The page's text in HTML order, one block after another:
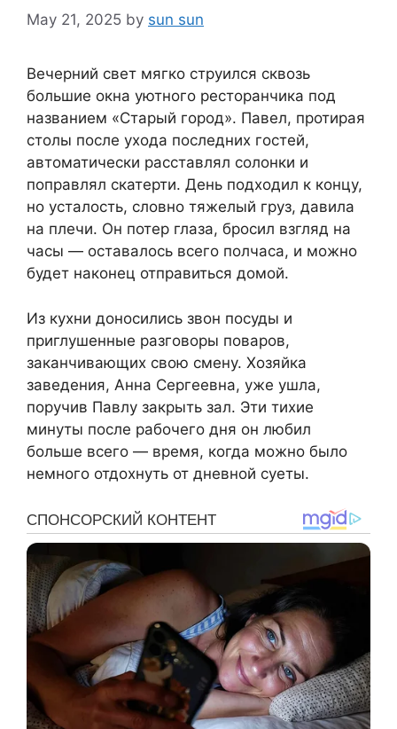
May 21, 2025 by sun sun
Вечерний свет мягко струился сквозь
большие окна уютного ресторанчика под
названием «Старый город». Павел, протирая
столы после ухода последних гостей,
автоматически расставлял солонки и
поправлял скатерти. День подходил к концу,
но усталость, словно тяжелый груз, давила
на плечи. Он потер глаза, бросил взгляд на
часы — оставалось всего полчаса, и можно
будет наконец отправиться домой.
Из кухни доносились звон посуды и
приглушенные разговоры поваров,
заканчивающих свою смену. Хозяйка
заведения, Анна Сергеевна, уже ушла,
поручив Павлу закрыть зал. Эти тихие
минуты после рабочего дня он любил
больше всего — время, когда можно было
немного отдохнуть от дневной суеты.